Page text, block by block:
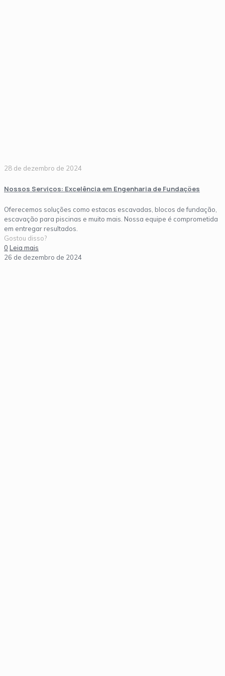
28 de dezembro de 2024
Nossos Serviços: Excelência em Engenharia de Fundações
Oferecemos soluções como estacas escavadas, blocos de fundação,
escavação para piscinas e muito mais. Nossa equipe é comprometida
em entregar resultados.
Gostou disso?
0 Leia mais
26 de dezembro de 2024